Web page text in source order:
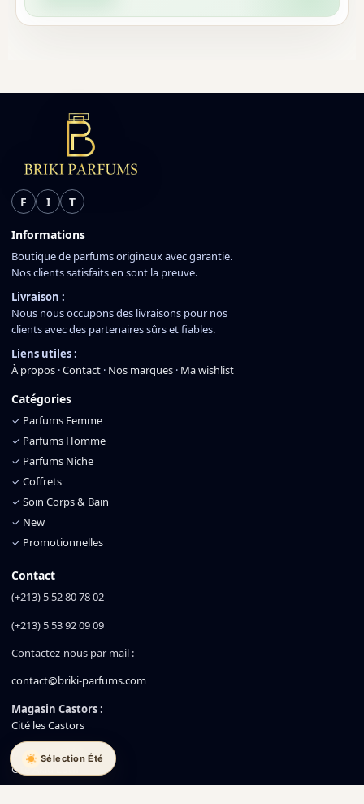
F I T
Informations
Boutique de parfums originaux avec garantie.
Nos clients satisfaits en sont la preuve.
Livraison :
Nous nous occupons des livraisons pour nos
clients avec des partenaires sûrs et fiables.
Liens utiles :
À propos ·Contact · Nos marques · Ma wishlist
Catégories
✓ Parfums Femme
✓ Parfums Homme
✓ Parfums Niche
✓ Coffrets
✓ Soin Corps & Bain
✓ New
✓ Promotionnelles
Contact
(+213) 5 52 80 78 02
(+213) 5 53 92 09 09
Contactez-nous par mail :
contact@briki-parfums.com
Magasin Castors :
Cité les Castors
Magasin Akid :
Cité Akid Lotfi
Sélection Été